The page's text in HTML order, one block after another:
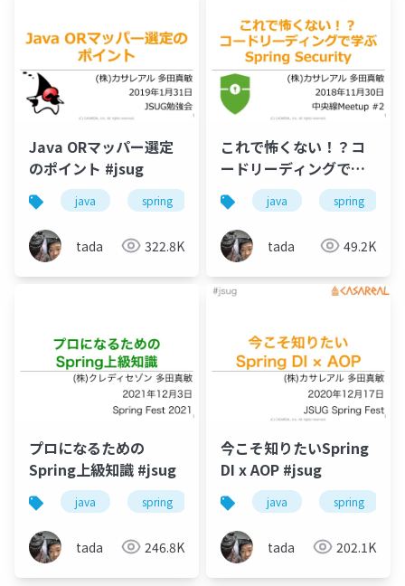
Java ORマッパー選定
のポイント #jsug
java spring
tada 322.8K
これで怖くない！？コ
ードリーディングで学
ぶSpring Security #中
央線Meetup
java spring
tada 49.2K
プロになるための
Spring上級知識 #jsug
java spring
tada 246.8K
今こそ知りたいSpring
DI x AOP #jsug
java spring
tada 202.1K